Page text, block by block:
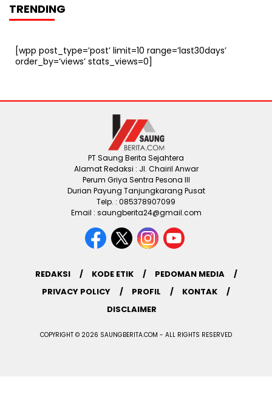
TRENDING
[wpp post_type=’post’ limit=10 range=’last30days’
order_by=’views’ stats_views=0]
PT Saung Berita Sejahtera
Alamat Redaksi : Jl. Chairil Anwar
Perum Griya Sentra Pesona III
Durian Payung Tanjungkarang Pusat
Telp. : 085378907099
Email : saungberita24@gmail.com
REDAKSI KODE ETIK
PEDOMAN MEDIA
PRIVACY POLICY
PROFIL
KONTAK
DISCLAIMER
COPYRIGHT © 2026 SAUNGBERITA.COM - ALL RIGHTS RESERVED